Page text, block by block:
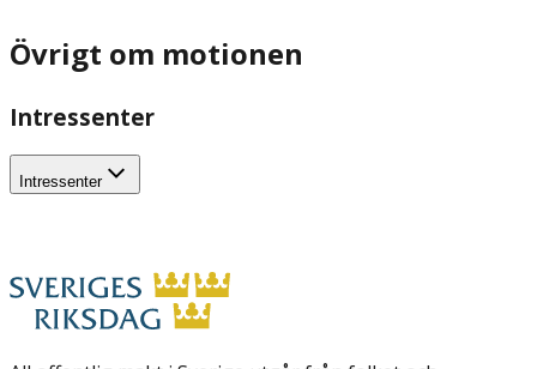
Övrigt om motionen
Intressenter
Intressenter